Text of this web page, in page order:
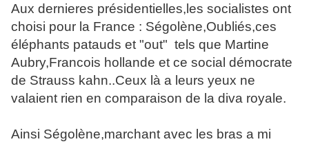
Aux dernieres présidentielles,les socialistes ont
choisi pour la France : Ségolène,Oubliés,ces
éléphants patauds et "out" tels que Martine
Aubry,Francois hollande et ce social démocrate
de Strauss kahn..Ceux là a leurs yeux ne
valaient rien en comparaison de la diva royale.
Ainsi Ségolène,marchant avec les bras a mi